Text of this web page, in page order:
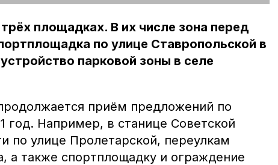
площадках. В их числе зона перед
по улице Ставропольской в
парковой зоны в селе
приём предложений по
год. Например, в станице Советской
по улице Пролетарской, переулкам
а также спортплощадку и ограждение